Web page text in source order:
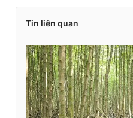
Tin liên quan